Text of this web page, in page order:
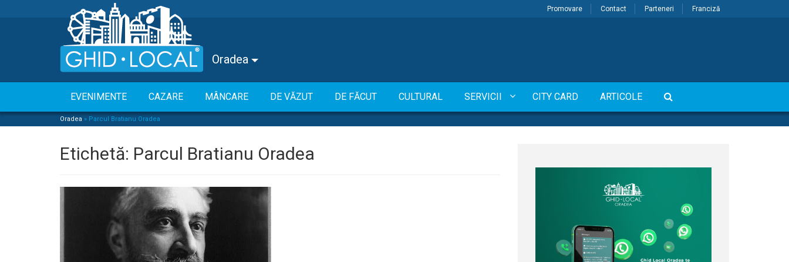
Promovare Contact Parteneri Franciză
Oradea
EVENIMENTE CAZARE MÂNCARE DE VĂZUT DE FĂCUT CULTURAL SERVICII CITY CARD ARTICOLE
Oradea » Parcul Bratianu Oradea
Etichetă: Parcul Bratianu Oradea